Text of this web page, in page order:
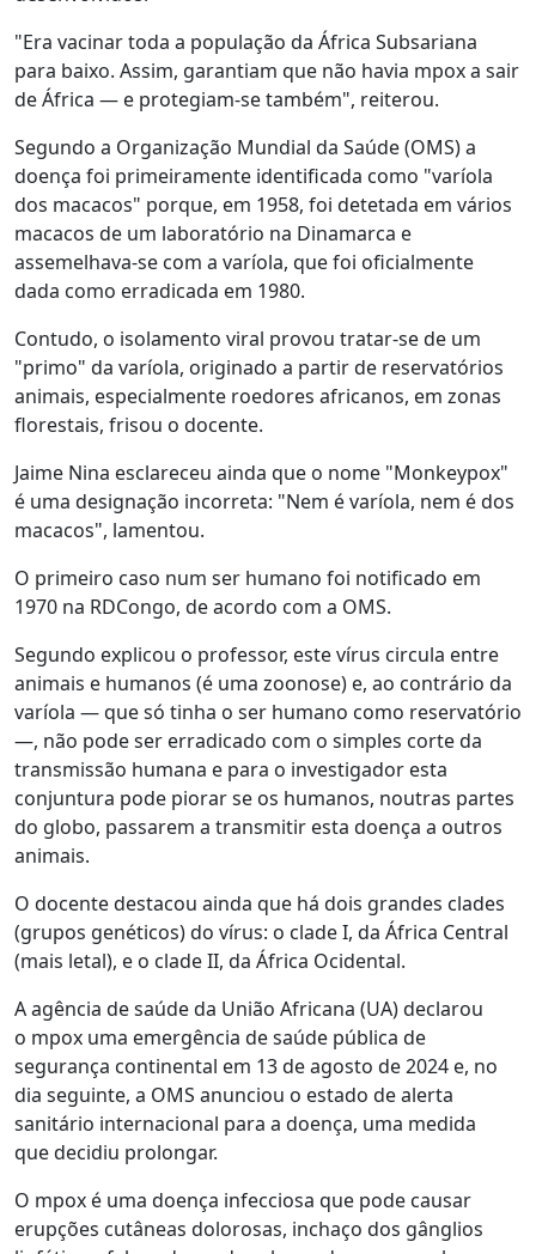
"Era vacinar toda a população da África Subsariana
para baixo. Assim, garantiam que não havia mpox a sair
de África — e protegiam-se também", reiterou.
Segundo a Organização Mundial da Saúde (OMS) a
doença foi primeiramente identificada como "varíola
dos macacos" porque, em 1958, foi detetada em vários
macacos de um laboratório na Dinamarca e
assemelhava-se com a varíola, que foi oficialmente
dada como erradicada em 1980.
Contudo, o isolamento viral provou tratar-se de um
"primo" da varíola, originado a partir de reservatórios
animais, especialmente roedores africanos, em zonas
florestais, frisou o docente.
Jaime Nina esclareceu ainda que o nome "Monkeypox"
é uma designação incorreta: "Nem é varíola, nem é dos
macacos", lamentou.
O primeiro caso num ser humano foi notificado em
1970 na RDCongo, de acordo com a OMS.
Segundo explicou o professor, este vírus circula entre
animais e humanos (é uma zoonose) e, ao contrário da
varíola — que só tinha o ser humano como reservatório
—, não pode ser erradicado com o simples corte da
transmissão humana e para o investigador esta
conjuntura pode piorar se os humanos, noutras partes
do globo, passarem a transmitir esta doença a outros
animais.
O docente destacou ainda que há dois grandes clades
(grupos genéticos) do vírus: o clade I, da África Central
(mais letal), e o clade II, da África Ocidental.
A agência de saúde da União Africana (UA) declarou
o mpox uma emergência de saúde pública de
segurança continental em 13 de agosto de 2024 e, no
dia seguinte, a OMS anunciou o estado de alerta
sanitário internacional para a doença, uma medida
que decidiu prolongar.
O mpox é uma doença infecciosa que pode causar
erupções cutâneas dolorosas, inchaço dos gânglios